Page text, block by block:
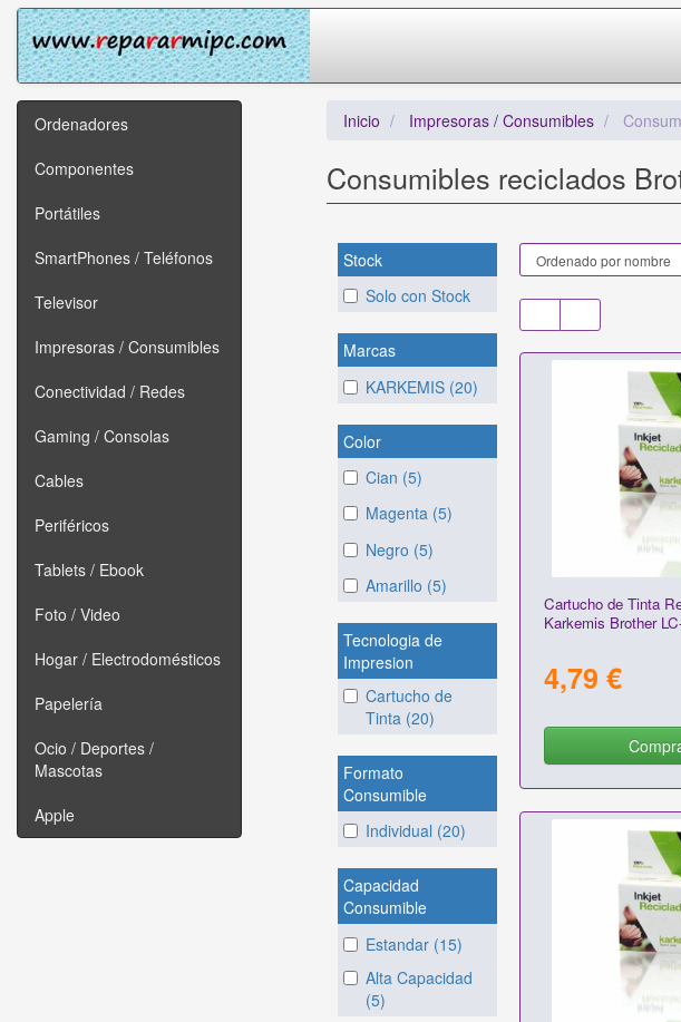
Ordenadores
Componentes
Portátiles
SmartPhones / Teléfonos
Televisor
Impresoras / Consumibles
Conectividad / Redes
Gaming / Consolas
Cables
Periféricos
Tablets / Ebook
Foto / Video
Hogar / Electrodomésticos
Papelería
Ocio / Deportes /
Mascotas
Apple
Inicio Impresoras / Consumibles
Consumibles reciclados
Stock
Solo con Stock
Marcas
KARKEMIS (20)
Color
Cian (5)
Magenta (5)
Negro (5)
Amarillo (5)
Tecnologia de
Impresion
Cartucho de
Tinta (20)
Formato
Consumible
Individual (20)
Capacidad
Consumible
Estandar (15)
Alta Capacidad
(5)
Cartucho de Tinta
Karkemis Brother
4,79 €